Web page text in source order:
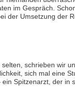
im Gespräch.
der Umsetzung der
schrieben wir
sich mal eine
Spitzenarzt, der in